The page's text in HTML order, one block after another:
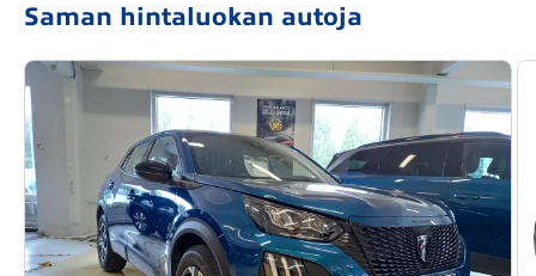
Saman hintaluokan autoja